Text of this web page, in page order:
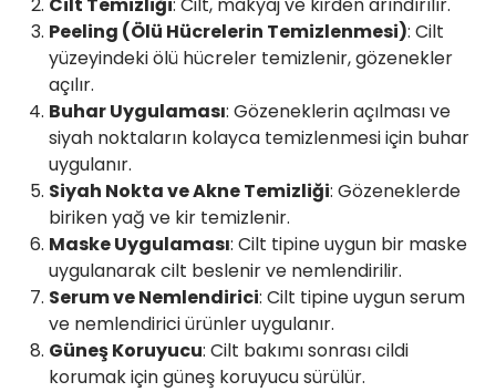
Cilt Temizliği: Cilt, makyaj ve kirden arındırılır.
Peeling (Ölü Hücrelerin Temizlenmesi): Cilt
yüzeyindeki ölü hücreler temizlenir, gözenekler
açılır.
Buhar Uygulaması: Gözeneklerin açılması ve
siyah noktaların kolayca temizlenmesi için buhar
uygulanır.
Siyah Nokta ve Akne Temizliği: Gözeneklerde
biriken yağ ve kir temizlenir.
Maske Uygulaması: Cilt tipine uygun bir maske
uygulanarak cilt beslenir ve nemlendirilir.
Serum ve Nemlendirici: Cilt tipine uygun serum
ve nemlendirici ürünler uygulanır.
Güneş Koruyucu: Cilt bakımı sonrası cildi
korumak için güneş koruyucu sürülür.